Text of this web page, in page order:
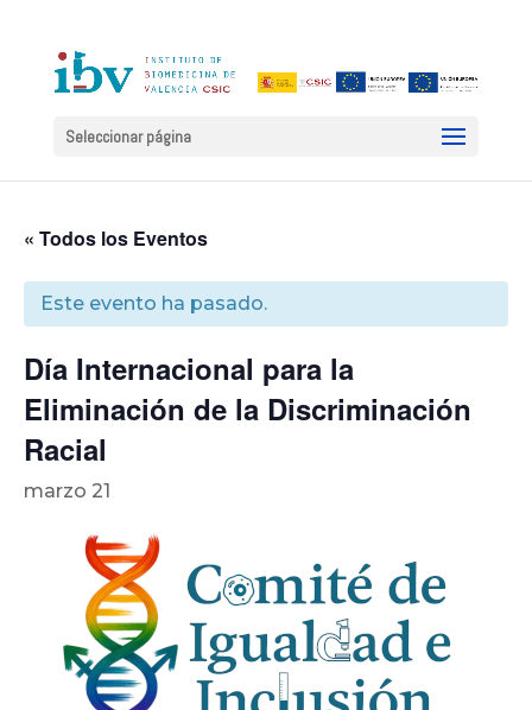
Seleccionar página
« Todos los Eventos
Este evento ha pasado.
Día Internacional para la
Eliminación de la Discriminación
Racial
marzo 21